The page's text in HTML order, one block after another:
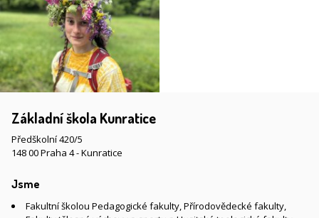
Základní škola Kunratice
Předškolní 420/5
148 00 Praha 4 - Kunratice
Jsme
Fakultní školou Pedagogické fakulty, Přírodovědecké fakulty,